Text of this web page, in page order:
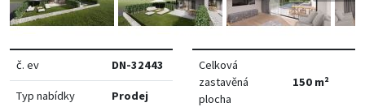
č. ev DN-32443
Typ nabídky Prodej
Celková
zastavěná
plocha
150 m²